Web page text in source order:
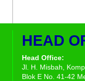
HEAD
Head Office:
Jl. H. Misbah,
Blok E No. 41-42